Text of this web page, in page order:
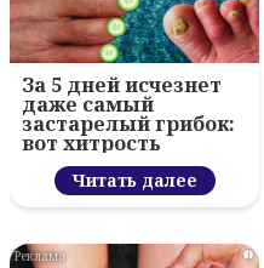
За 5 дней исчезнет
даже самый
застарелый грибок:
вот хитрость
Читать далее
i